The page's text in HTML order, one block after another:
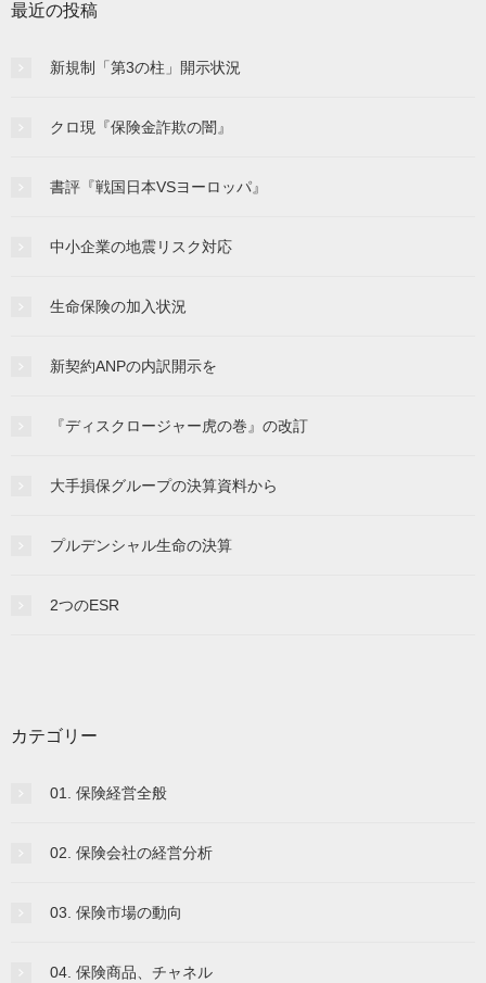
最近の投稿
新規制「第3の柱」開示状況
クロ現『保険金詐欺の闇』
書評『戦国日本VSヨーロッパ』
中小企業の地震リスク対応
生命保険の加入状況
新契約ANPの内訳開示を
『ディスクロージャー虎の巻』の改訂
大手損保グループの決算資料から
プルデンシャル生命の決算
2つのESR
カテゴリー
01. 保険経営全般
02. 保険会社の経営分析
03. 保険市場の動向
04. 保険商品、チャネル